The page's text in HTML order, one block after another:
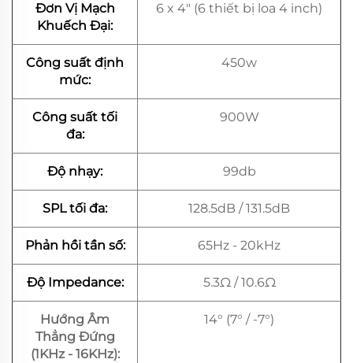
Đơn Vị Mạch
Khuếch Đại:
6 x 4" (6 thiết bị loa 4 inch)
Công suất định
mức:
450w
Công suất tối
đa:
900W
Độ nhạy: 99db
SPL tối đa: 128.5dB / 131.5dB
Phản hồi tần số: 65Hz - 20kHz
Độ Impedance: 5.3Ω / 10.6Ω
Hướng Âm
Thẳng Đứng
(1KHz - 16KHz):
14° (7° / -7°)